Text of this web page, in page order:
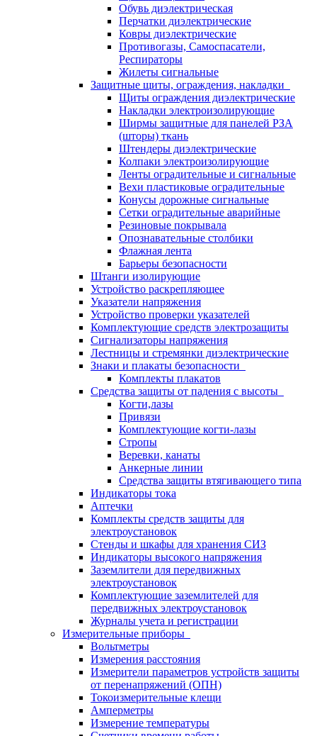
Обувь диэлектрическая
Перчатки диэлектрические
Ковры диэлектрические
Противогазы, Самоспасатели,
Респираторы
Жилеты сигнальные
Защитные щиты, ограждения, накладки
Щиты ограждения диэлектрические
Накладки электроизолирующие
Ширмы защитные для панелей РЗА
(шторы) ткань
Штендеры диэлектрические
Колпаки электроизолирующие
Ленты оградительные и сигнальные
Вехи пластиковые оградительные
Конусы дорожные сигнальные
Сетки оградительные аварийные
Резиновые покрывала
Опознавательные столбики
Флажная лента
Барьеры безопасности
Штанги изолирующие
Устройство раскрепляющее
Указатели напряжения
Устройство проверки указателей
Комплектующие средств электрозащиты
Сигнализаторы напряжения
Лестницы и стремянки диэлектрические
Знаки и плакаты безопасности
Комплекты плакатов
Средства защиты от падения с высоты
Когти,лазы
Привязи
Комплектующие когти-лазы
Стропы
Веревки, канаты
Анкерные линии
Средства защиты втягивающего типа
Индикаторы тока
Аптечки
Комплекты средств защиты для
электроустановок
Стенды и шкафы для хранения СИЗ
Индикаторы высокого напряжения
Заземлители для передвижных
электроустановок
Комплектующие заземлителей для
передвижных электроустановок
Журналы учета и регистрации
Измерительные приборы
Вольтметры
Измерения расстояния
Измерители параметров устройств защиты
от перенапряжений (ОПН)
Токоизмерительные клещи
Амперметры
Измерение температуры